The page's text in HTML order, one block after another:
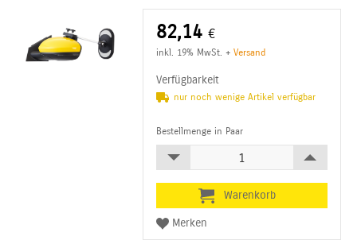
82,14 €
inkl. 19% MwSt. +Versand
Verfügbarkeit
nur noch wenige Artikel verfügbar
Bestellmenge in Paar